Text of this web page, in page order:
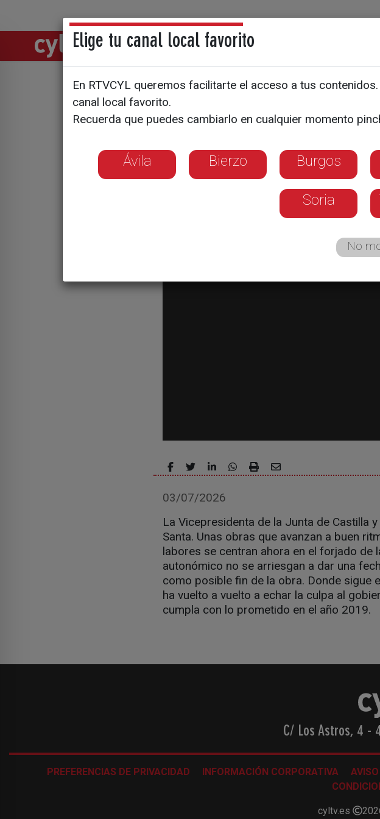
Directos Noticias
El fin de las obras
Santa, previsto
03/07/2026
La Vicepresidenta de la Junta de Castilla
Santa. Unas obras que avanzan a buen
labores se centran ahora en el forjado de
autonómico no se arriesgan a dar una
como posible fin de la obra. Donde sigue
ha vuelto a vuelto a echar la culpa al
cumpla con lo prometido en el año 2019.
C/ Los Astros, 4 -
PREFERENCIAS DE PRIVACIDAD INFORMACIÓN CORPORATIVA
cyltv.es
Elige tu canal local favorito
En RTVCYL queremos facilitarte el acceso a tus
canal local favorito.
Recuerda que puedes cambiarlo en cualquier momento
Ávila Bierzo Burgos
Soria
No